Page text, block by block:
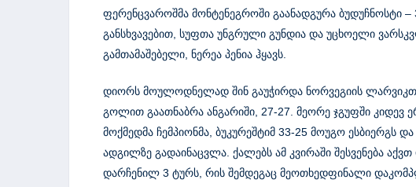
ფერენცვაროშმა მონტენეგროში გაანადგურა ბუდუჩნოსტი
განსხვავებით, სუფთა უნგრული გუნდია და უცხოელი
გამთამაშებელი, ნერეა პენია ჰყავს.
დიორს მოულოდნელად შინ გაუჭირდა ნორვეგიის
გოლით გაათნაბრა ანგარიში, 27-27. მეორე ჯგუფში კიდევ
მოქმედმა ჩემპიონმა, ბუკურეშტიმ 33-25 მოუგო
ადგილზე გადაინაცვლა. ქალებს ამ კვირაში შესვენება
დარჩენილ 3 ტურს, რის შემდეგაც მეოთხედფინალი